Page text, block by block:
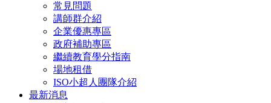
常見問題
講師群介紹
企業優惠專區
政府補助專區
繼續教育學分指南
場地租借
ISO小超人團隊介紹
最新消息